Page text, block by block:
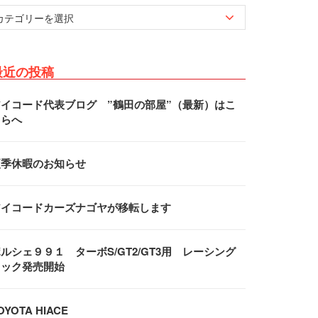
の投稿
コード代表ブログ ”鶴田の部屋”（最新）はこ
へ
休暇のお知らせ
コードカーズナゴヤが移転します
シェ９９１ ターボS/GT2/GT3用 レーシング
ク発売開始
HIACE